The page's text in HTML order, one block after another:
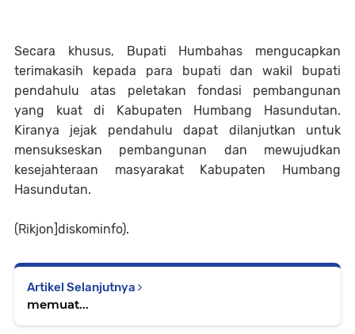
Secara khusus, Bupati Humbahas mengucapkan
terimakasih kepada para bupati dan wakil bupati
pendahulu atas peletakan fondasi pembangunan
yang kuat di Kabupaten Humbang Hasundutan.
Kiranya jejak pendahulu dapat dilanjutkan untuk
mensukseskan pembangunan dan mewujudkan
kesejahteraan masyarakat Kabupaten Humbang
Hasundutan.
(Rikjon]diskominfo).
Artikel Selanjutnya
memuat...